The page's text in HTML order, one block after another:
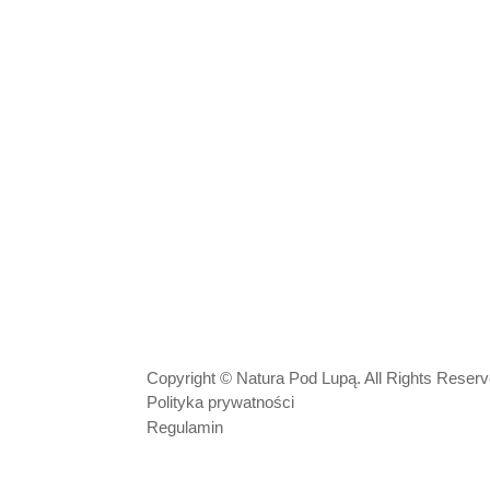
Copyright © Natura Pod Lupą. All Rights
Polityka prywatności
Regulamin